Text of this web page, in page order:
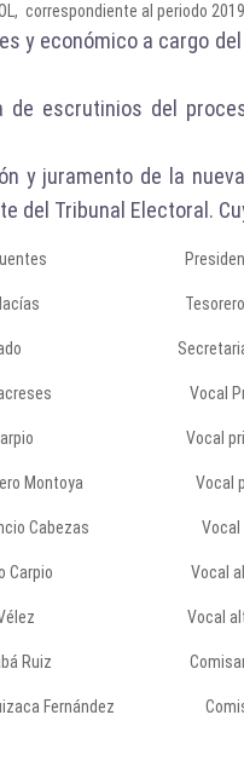
correspondiente al periodo
y económico a cargo
de escrutinios del
y juramento de la
del Tribunal Electoral.
Muentes
Macías Tesorero
Jurado
Villacreses Vocal
Peña Carpio Vocal
Romero Montoya Vocal
Cabezas Vocal
Carpio Vocal
Vélez Vocal
Chanabá Ruiz
Fernández